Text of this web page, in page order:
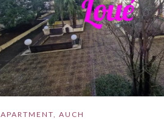
APARTMENT, AUCH